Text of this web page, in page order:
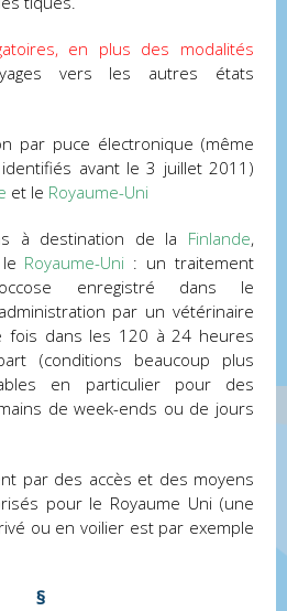
en plus des modalités
vers les autres états
par puce électronique (même
avant le 3 juillet 2011)
et le Royaume-Uni
à destination de la Finlande,
Royaume-Uni : un traitement
enregistré dans le
par un vétérinaire
fois dans les 120 à 24 heures
(conditions beaucoup plus
en particulier pour des
de week-ends ou de jours
par des accès et des moyens
pour le Royaume Uni (une
ou en voilier est par exemple
§